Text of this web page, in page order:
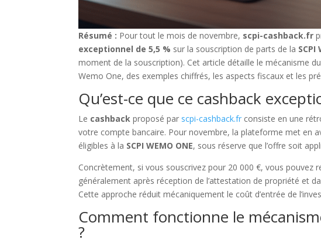
Résumé : Pour tout le mois de novembre, scpi-cashback.fr
exceptionnel de 5,5 % sur la souscription de parts de la SCPI
moment de la souscription). Cet article détaille le mécanisme
Wemo One, des exemples chiffrés, les aspects fiscaux et les
Qu’est-ce que ce cashback
Le cashback proposé par scpi-cashback.fr consiste en une
votre compte bancaire. Pour novembre, la plateforme met en
éligibles à la SCPI WEMO ONE, sous réserve que l’offre soit
Concrètement, si vous souscrivez pour 20 000 €, vous pouvez
généralement après réception de l’attestation de propriété et
Cette approche réduit mécaniquement le coût d’entrée de
Comment fonctionne le
?